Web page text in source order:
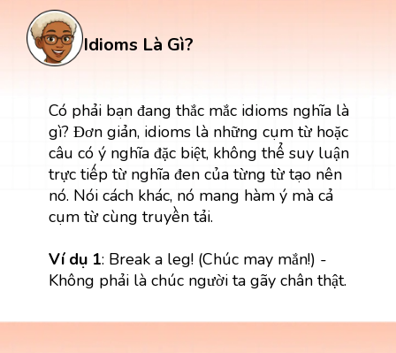
Idioms Là Gì?
Có phải bạn đang thắc mắc idioms nghĩa là
gì? Đơn giản, idioms là những cụm từ hoặc
câu có ý nghĩa đặc biệt, không thể suy luận
trực tiếp từ nghĩa đen của từng từ tạo nên
nó. Nói cách khác, nó mang hàm ý mà cả
cụm từ cùng truyền tải.
Ví dụ 1: Break a leg! (Chúc may mắn!) -
Không phải là chúc người ta gãy chân thật.